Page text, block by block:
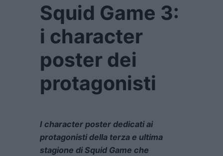
Squid Game 3:
i character
poster dei
protagonisti
I character poster dedicati ai
protagonisti della terza e ultima
stagione di Squid Game che